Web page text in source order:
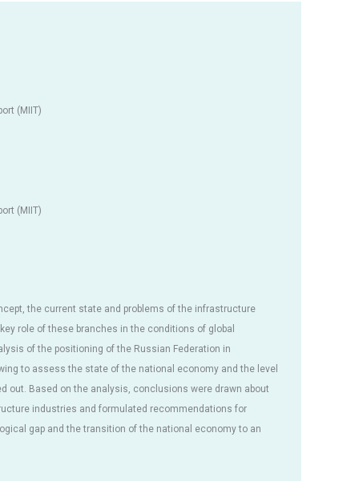
(MIIT)
(MIIT)
the current state and problems of the infrastructure
role of these branches in the conditions of global
of the positioning of the Russian Federation in
to assess the state of the national economy and the level
out. Based on the analysis, conclusions were drawn about
industries and formulated recommendations for
gap and the transition of the national economy to an